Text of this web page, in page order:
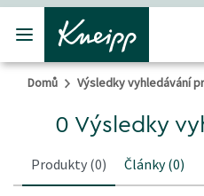
Přejít na hlavní obsah
Přejít na obsah patičky
Domů Výsledky vyhledávání
0 Výsledky
Produkty (0) Články(0)